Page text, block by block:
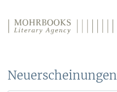
Neuerscheinungen